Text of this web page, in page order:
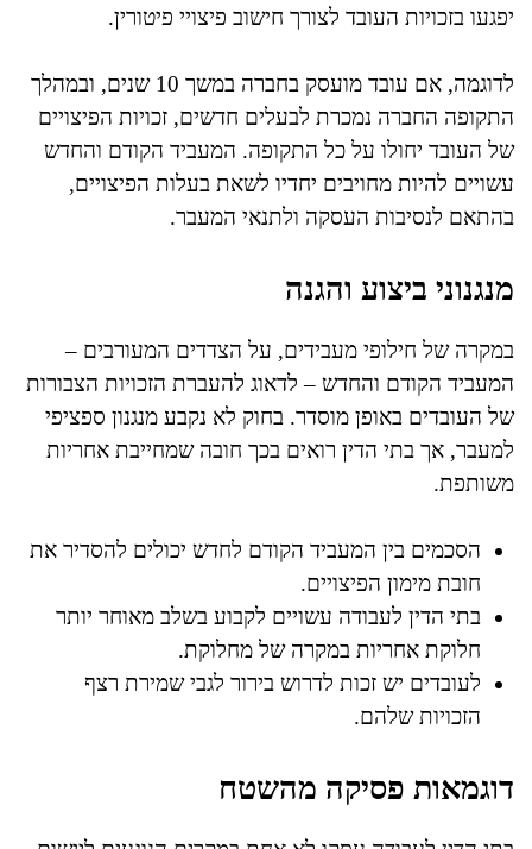
יפגעו בזכויות העובד לצורך חישוב פיצויי פיטורין.
לדוגמה, אם עובד מועסק בחברה במשך 10 שנים, ובמהלך
התקופה החברה נמכרת לבעלים חדשים, זכויות הפיצויים
של העובד יחולו על כל התקופה. המעביד הקודם והחדש
עשויים להיות מחויבים יחדיו לשאת בעלות הפיצויים,
בהתאם לנסיבות העסקה ולתנאי המעבר.
מנגנוני ביצוע והגנה
במקרה של חילופי מעבידים, על הצדדים המעורבים –
המעביד הקודם והחדש – לדאוג להעברת הזכויות הצבורות
של העובדים באופן מוסדר. בחוק לא נקבע מנגנון ספציפי
למעבר, אך בתי הדין רואים בכך חובה שמחייבת אחריות
משותפת.
הסכמים בין המעביד הקודם לחדש יכולים להסדיר את
חובת מימון הפיצויים.
בתי הדין לעבודה עשויים לקבוע בשלב מאוחר יותר
חלוקת אחריות במקרה של מחלוקת.
לעובדים יש זכות לדרוש בירור לגבי שמירת רצף
הזכויות שלהם.
דוגמאות פסיקה מהשטח